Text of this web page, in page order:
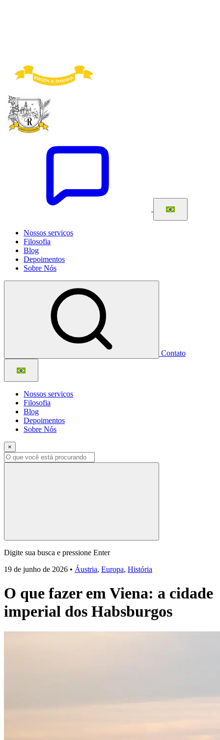
Nossos serviços
Filosofia
Blog
Depoimentos
Sobre Nós
Contato
Nossos serviços
Filosofia
Blog
Depoimentos
Sobre Nós
×
Digite sua busca e pressione Enter
19 de junho de 2026 • Áustria, Europa, História
O que fazer em Viena: a cidade
imperial dos Habsburgos